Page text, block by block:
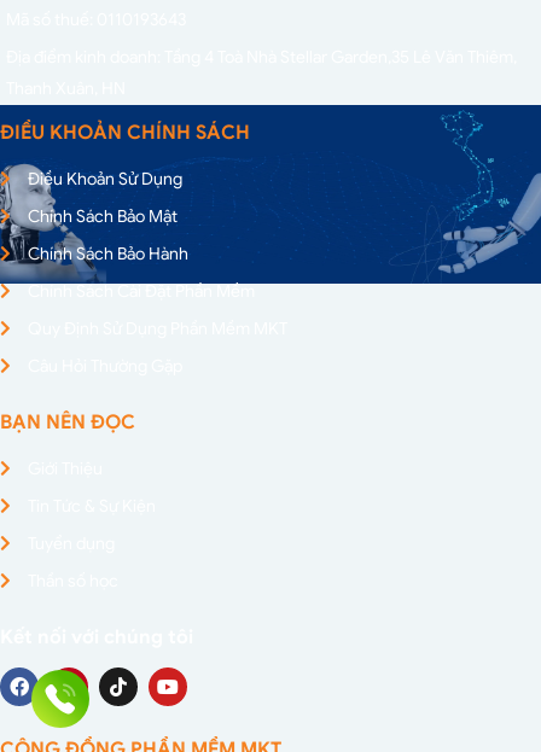
ĐIỀU KHOẢN CHÍNH SÁCH
Điều Khoản Sử Dụng
Chính Sách Bảo Mật
Chính Sách Bảo Hành
BẠN NÊN ĐỌC